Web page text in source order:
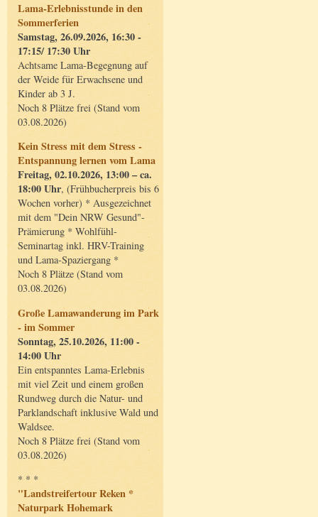
Lama-Erlebnisstunde in den
Sommerferien
Samstag, 26.09.2026, 16:30 -
17:15/ 17:30 Uhr
Achtsame Lama-Begegnung auf
der Weide für Erwachsene und
Kinder ab 3 J.
Noch 8 Plätze frei (Stand vom
03.08.2026)
Kein Stress mit dem Stress -
Entspannung lernen vom Lama
Freitag, 02.10.2026, 13:00 – ca.
18:00 Uhr, (Frühbucherpreis bis 6
Wochen vorher) * Ausgezeichnet
mit dem "Dein NRW Gesund"-
Prämierung * Wohlfühl-
Seminartag inkl. HRV-Training
und Lama-Spaziergang *
Noch 8 Plätze (Stand vom
03.08.2026)
Große Lamawanderung im Park
- im Sommer
Sonntag, 25.10.2026, 11:00 -
14:00 Uhr
Ein entspanntes Lama-Erlebnis
mit viel Zeit und einem großen
Rundweg durch die Natur- und
Parklandschaft inklusive Wald und
Waldsee.
Noch 8 Plätze frei (Stand vom
03.08.2026)
* * *
"Landstreifertour Reken *
Naturpark Hohemark